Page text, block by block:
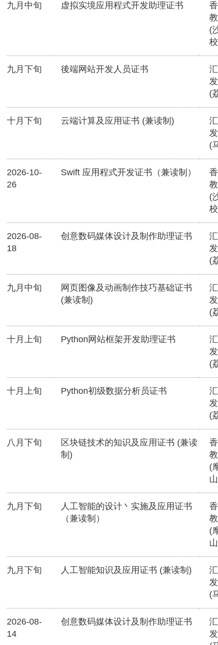
九月中旬 虚拟实境应用程式开发助理证书
(
九月下旬 後端网站开发人员证书
(
十月下旬 云端计算及应用证书 (兼读制)
(
2026-10-
26
Swift 应用程式开发证书（兼读制）
(
2026-08-
18
创意数码媒体设计及制作助理证书
(
九月中旬
网页图像及动画制作技巧基础证书
(兼读制)
(
十月上旬 Python网站框架开发助理证书
(
十月上旬 Python初级数据分析员证书
(
八月下旬
区块链技术的知识及应用证书 (兼读
制)
(
九月下旬
人工智能的设计丶实施及应用证书
（兼读制）
(
九月下旬 人工智能知识及应用证书 (兼读制)
(
2026-08-
14
创意数码媒体设计及制作助理证书